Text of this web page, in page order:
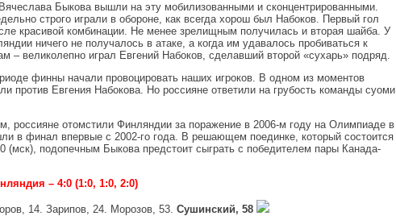
Быкова вышли на эту мобилизованными и сконцентрированными.
строго играли в обороне, как всегда хорош был Набоков. Первый гол
красивой комбинации. Не менее зрелищным получилась и вторая шайба. У
ничего не получалось в атаке, а когда им удавалось пробиваться к
– великолепно играл Евгений Набоков, сделавший второй «сухарь» подряд.
финны начали провоцировать наших игроков. В одном из моментов
против Евгения Набокова. Но россияне ответили на грубость команды суоми
россияне отомстили Финляндии за поражение в 2006-м году на Олимпиаде в
в финал впервые с 2002-го года. В решающем поединке, который состоится
(мск), подопечным Быкова предстоит сыграть с победителем пары Канада-
– 4:0 (1:0, 1:0, 2:0)
14. Зарипов, 24. Морозов, 53. Сушинский, 58